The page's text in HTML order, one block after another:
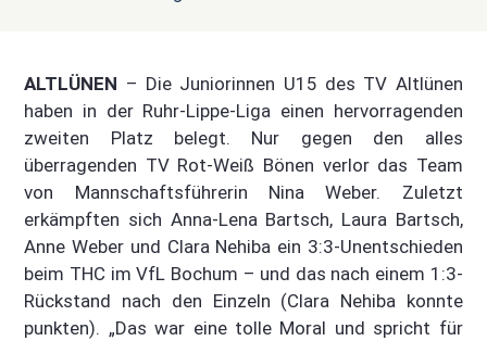
ALTLÜNEN – Die Juniorinnen U15 des TV Altlünen
haben in der Ruhr-Lippe-Liga einen hervorragenden
zweiten Platz belegt. Nur gegen den alles
überragenden TV Rot-Weiß Bönen verlor das Team
von Mannschaftsführerin Nina Weber. Zuletzt
erkämpften sich Anna-Lena Bartsch, Laura Bartsch,
Anne Weber und Clara Nehiba ein 3:3-Unentschieden
beim THC im VfL Bochum – und das nach einem 1:3-
Rückstand nach den Einzeln (Clara Nehiba konnte
punkten). „Das war eine tolle Moral und spricht für